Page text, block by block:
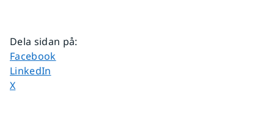
Dela sidan på:
Dela sidan på
Facebook
Dela sidan på
LinkedIn
Dela sidan på
X